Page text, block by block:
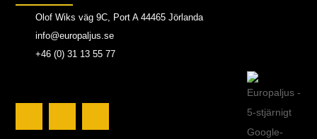
Olof Wiks väg 9C, Port A 44465 Jörlanda
info@europaljus.se
+46 (0) 31 13 55 77